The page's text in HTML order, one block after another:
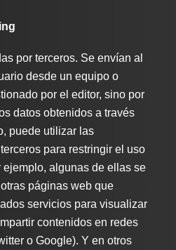
por terceros. Se envían al
desde un equipo o
por el editor, sino por
datos obtenidos a través
puede utilizar las
para restringir el uso
algunas de ellas se
páginas web que
servicios para visualizar
contenidos en redes
o Google). Y en otros